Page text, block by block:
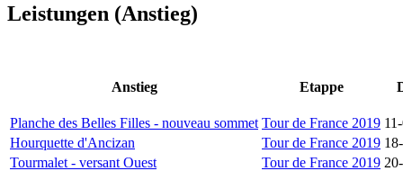
Leistungen (Anstieg)
Anstieg Etappe
Planche des Belles Filles - nouveau sommet Tour de France 2019
Hourquette d'Ancizan
Tour de France 2019
Tourmalet - versant Ouest
Tour de France 2019